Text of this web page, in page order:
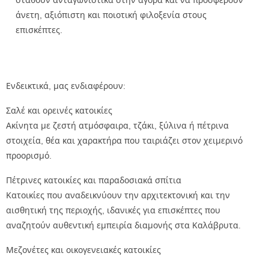
άνετη, αξιόπιστη και ποιοτική φιλοξενία στους
επισκέπτες.
Ενδεικτικά, μας ενδιαφέρουν:
Σαλέ και ορεινές κατοικίες
Ακίνητα με ζεστή ατμόσφαιρα, τζάκι, ξύλινα ή πέτρινα
στοιχεία, θέα και χαρακτήρα που ταιριάζει στον χειμερινό
προορισμό.
Πέτρινες κατοικίες και παραδοσιακά σπίτια
Κατοικίες που αναδεικνύουν την αρχιτεκτονική και την
αισθητική της περιοχής, ιδανικές για επισκέπτες που
αναζητούν αυθεντική εμπειρία διαμονής στα Καλάβρυτα.
Μεζονέτες και οικογενειακές κατοικίες